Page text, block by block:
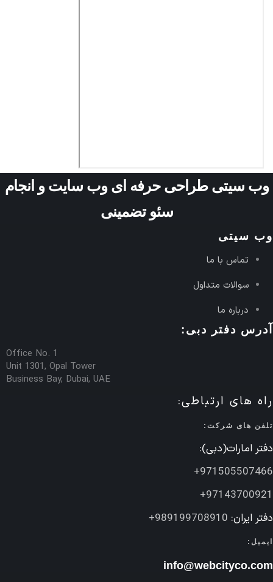
وب سیتی طراحی حرفه ای وب سایت و انجام
سئو تضمینی
وب سیتی
تماس با ما
سوالات متداول
درباره ما
آدرس دفتر دبی:
Office No. 1
Unit 1301, Opal Tower
Business Bay, Dubai, UAE
راه های ارتباطی:
تلفن های شرکت:
دفتر امارات(دبی):
971505507466+
97143700921+
دفتر ایران: 989199708910+
ایمیل:
info@webcityco.com